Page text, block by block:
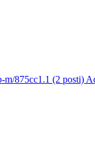
m/875cc1.1 (2 posti)